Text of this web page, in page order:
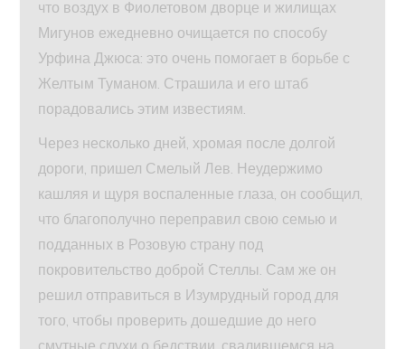
что воздух в Фиолетовом дворце и жилищах
Мигунов ежедневно очищается по способу
Урфина Джюса: это очень помогает в борьбе с
Желтым Туманом. Страшила и его штаб
порадовались этим известиям.
Через несколько дней, хромая после долгой
дороги, пришел Смелый Лев. Неудержимо
кашляя и щуря воспаленные глаза, он сообщил,
что благополучно переправил свою семью и
подданных в Розовую страну под
покровительство доброй Стеллы. Сам же он
решил отправиться в Изумрудный город для
того, чтобы проверить дошедшие до него
смутные слухи о бедствии, свалившемся на